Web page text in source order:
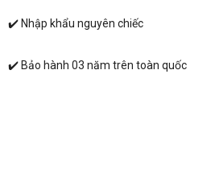
✔️ Nhập khẩu nguyên chiếc
✔️ Bảo hành 03 năm trên toàn quốc